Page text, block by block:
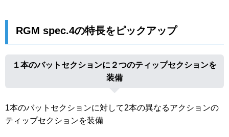
RGM spec.4の特長をピックアップ
１本のバットセクションに２つのティップセクションを
装備
1本のバットセクションに対して2本の異なるアクションの
ティップセクションを装備